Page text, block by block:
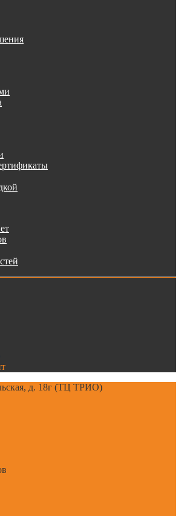
д. 18г (ТЦ ТРИО)